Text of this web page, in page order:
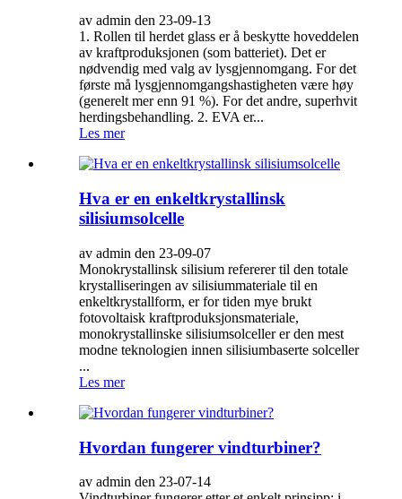
av admin den 23-09-13
1. Rollen til herdet glass er å beskytte hoveddelen
av kraftproduksjonen (som batteriet). Det er
nødvendig med valg av lysgjennomgang. For det
første må lysgjennomgangshastigheten være høy
(generelt mer enn 91 %). For det andre, superhvit
herdingsbehandling. 2. EVA er...
Les mer
Hva er en enkeltkrystallinsk
silisiumsolcelle
av admin den 23-09-07
Monokrystallinsk silisium refererer til den totale
krystalliseringen av silisiummateriale til en
enkeltkrystallform, er for tiden mye brukt
fotovoltaisk kraftproduksjonsmateriale,
monokrystallinske silisiumsolceller er den mest
modne teknologien innen silisiumbaserte solceller
...
Les mer
Hvordan fungerer vindturbiner?
av admin den 23-07-14